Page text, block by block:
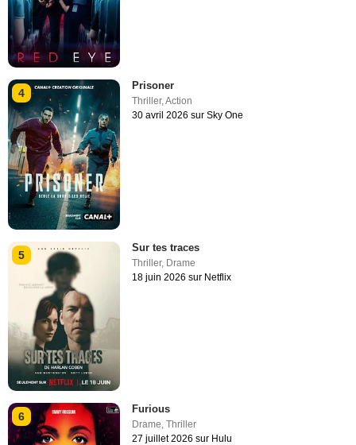
4
Prisoner
Thriller,Action
30 avril 2026 sur Sky One
5
Sur tes traces
Thriller, Drame
18 juin 2026 sur Netflix
6
Furious
Drame,Thriller
27 juillet 2026 sur Hulu